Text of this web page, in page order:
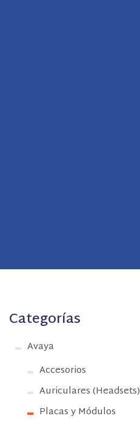
Categorías
Avaya
Accesorios
Auriculares (Headsets)
Placas y Módulos